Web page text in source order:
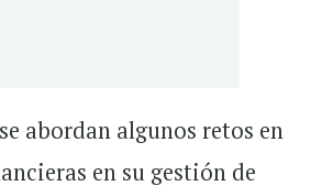
abordan algunos retos en
en su gestión de